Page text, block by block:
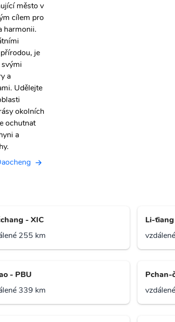
město v
cílem pro
harmonii.
je
a
Udělejte
okolních
ochutnat
a
- XIC
255 km
Li-ťiang
- PBU
339 km
Pchan-